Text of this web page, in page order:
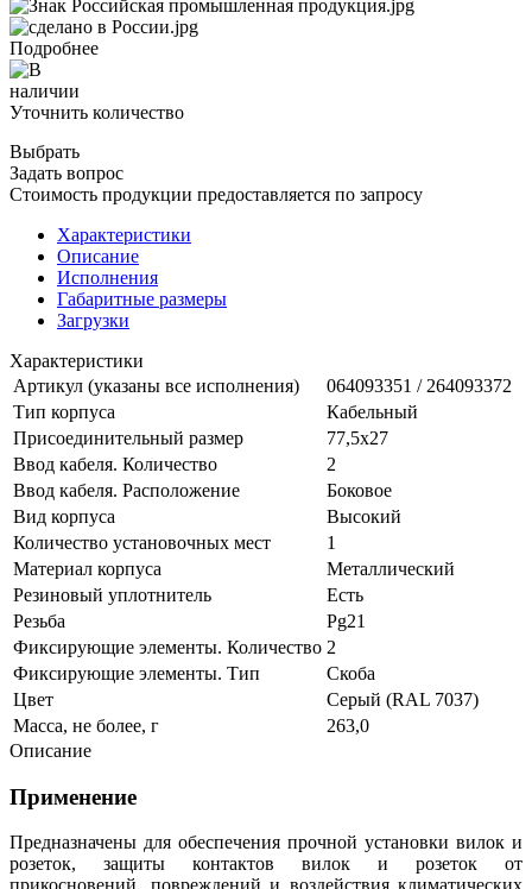
Подробнее
Уточнить количество
Выбрать
Задать вопрос
Стоимость продукции предоставляется по запросу
Характеристики
Описание
Исполнения
Габаритные размеры
Загрузки
Характеристики
Артикул (указаны все исполнения)
064093351 / 264093372
Тип корпуса
Кабельный
Присоединительный размер
77,5х27
Ввод кабеля. Количество
2
Ввод кабеля. Расположение
Боковое
Вид корпуса
Высокий
Количество установочных мест
1
Материал корпуса
Металлический
Резиновый уплотнитель
Есть
Резьба
Pg21
Фиксирующие элементы. Количество 2
Фиксирующие элементы. Тип
Скоба
Цвет
Серый (RAL 7037)
Масса, не более, г
263,0
Описание
Применение
Предназначены для обеспечения прочной установки вилок и
розеток, защиты контактов вилок и розеток от